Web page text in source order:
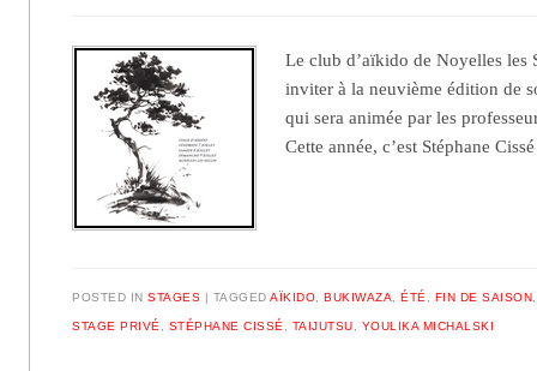
Le club d’aïkido de Noyelles les
inviter à la neuvième édition de
qui sera animée par les
Cette année, c’est Stéphane
POSTED INSTAGES TAGGEDAÏKIDO ,BUKIWAZA ,ÉTÉ FIN DE SAISON
STAGE PRIVÉ STÉPHANE CISSÉ TAIJUTSU YOULIKA MICHALSKI